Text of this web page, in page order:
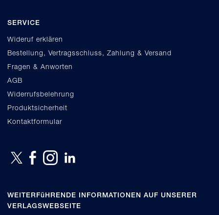
SERVICE
Wideruf erklären
Bestellung, Vertragsschluss, Zahlung & Versand
Fragen & Anworten
AGB
Widerrufsbelehrung
Produktsicherheit
Kontaktformular
WEITERFüHRENDE INFORMATIONEN AUF UNSERER
VERLAGSWEBSEITE